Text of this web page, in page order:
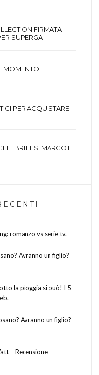
FIRMATA
SUPERGA
MOMENTO.
PER ACQUISTARE
MARGOT
romanzo vs serie tv.
Avranno un figlio?
la pioggia si può! I 5
Avranno un figlio?
– Recensione